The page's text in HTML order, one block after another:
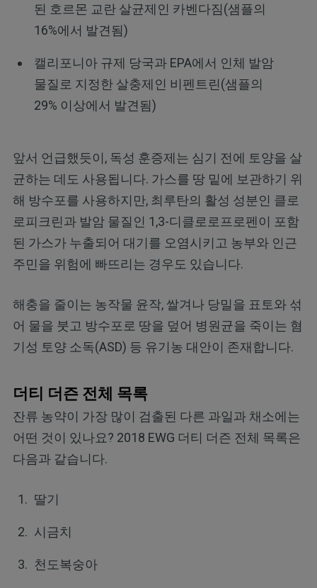
된 호르몬 교란 살균제인 카벤다짐(샘플의
16%에서 발견됨)
캘리포니아 규제 당국과 EPA에서 인체 발암
물질로 지정한 살충제인 비펜트린(샘플의
29% 이상에서 발견됨)
앞서 언급했듯이, 독성 훈증제는 심기 전에 토양을 살
균하는 데도 사용됩니다. 가스를 땅 밑에 보관하기 위
해 방수포를 사용하지만, 최루탄의 활성 성분인 클로
로피크린과 발암 물질인 1,3-디클로로프로펜이 포함
된 가스가 누출되어 대기를 오염시키고 농부와 인근
주민을 위험에 빠뜨리는 경우도 있습니다.
해충을 줄이는 농작물 윤작, 쌀겨나 당밀을 표토와 섞
어 물을 붓고 방수포로 땅을 덮어 병원균을 죽이는 혐
기성 토양 소독(ASD) 등 유기농 대안이 존재합니다.
더티 더즌 전체 목록
잔류 농약이 가장 많이 검출된 다른 과일과 채소에는
어떤 것이 있나요? 2018 EWG 더티 더즌 전체 목록은
다음과 같습니다.
딸기
시금치
천도복숭아